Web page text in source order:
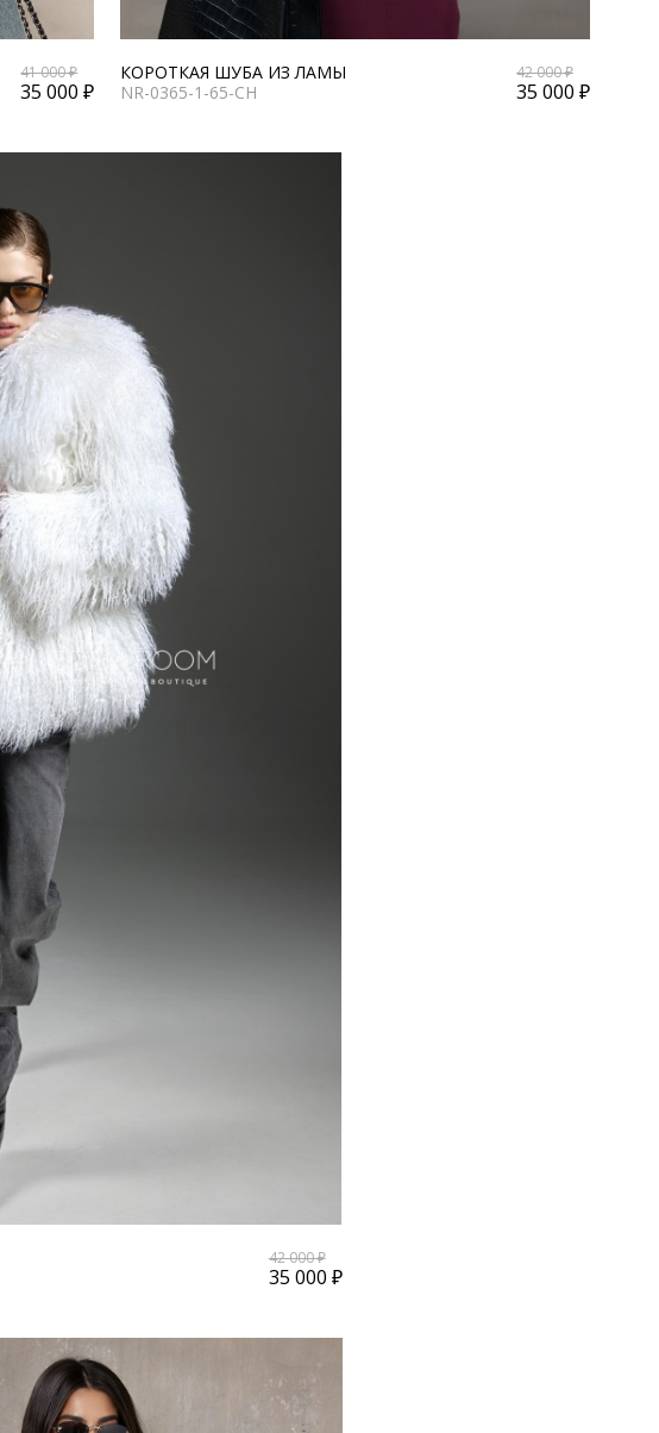
41 000 ₽
35 000 ₽
КОРОТКАЯ ШУБА ИЗ ЛАМЫ
NR-0365-1-65-CH
42 000 ₽
35 000 ₽
42 000 ₽
35 000 ₽